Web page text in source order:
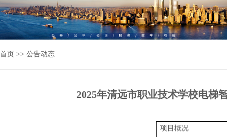
首页 >> 公告动态
2025年清远市职业技术学校电梯
项目概况